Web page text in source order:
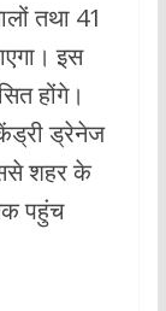
तथा 41
इस
होंगे।
ड्रेनेज
शहर के
पहुंच